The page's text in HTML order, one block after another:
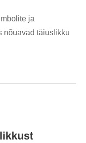
ja
nõuavad täiuslikku